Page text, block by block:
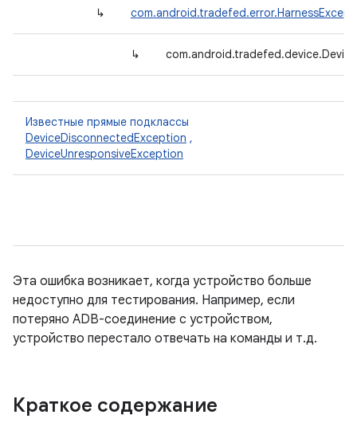
↳
↳
Известные прямые подклассы
DeviceDisconnectedException ,
DeviceUnresponsiveException
Эта ошибка возникает, когда устройство больше
недоступно для тестирования. Например, если
потеряно ADB-соединение с устройством,
устройство перестало отвечать на команды и т.д.
Краткое содержание